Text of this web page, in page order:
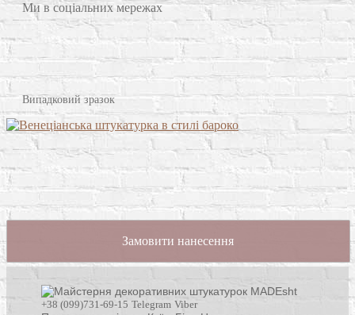
Ми в соціальних мережах
Випадковий зразок
Замовити нанесення
+38 (099)731-69-15 Telegram Viber